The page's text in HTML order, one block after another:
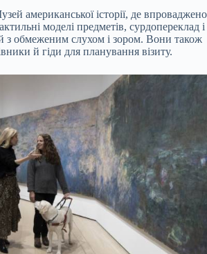
американської історії, де впроваджено
моделі предметів, сурдопереклад і
з обмеженим слухом і зором. Вони також
й гіди для планування візиту.